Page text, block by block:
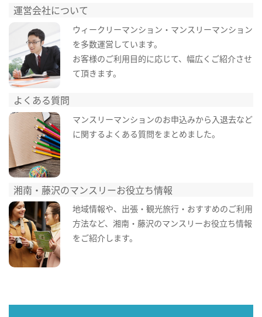
運営会社について
ウィークリーマンション・マンスリーマンション
を多数運営しています。
お客様のご利用目的に応じて、幅広くご紹介させ
て頂きます。
よくある質問
マンスリーマンションのお申込みから入退去など
に関するよくある質問をまとめました。
湘南・藤沢のマンスリーお役立ち情報
地域情報や、出張・観光旅行・おすすめのご利用
方法など、湘南・藤沢のマンスリーお役立ち情報
をご紹介します。